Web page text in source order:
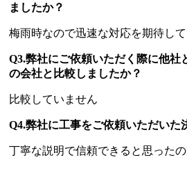
ましたか？
梅雨時なので迅速な対応を期待し
Q3.弊社にご依頼いただく際に他社
の会社と比較しましたか？
比較していません
Q4.弊社に工事をご依頼いただいた
丁寧な説明で信頼できると思った